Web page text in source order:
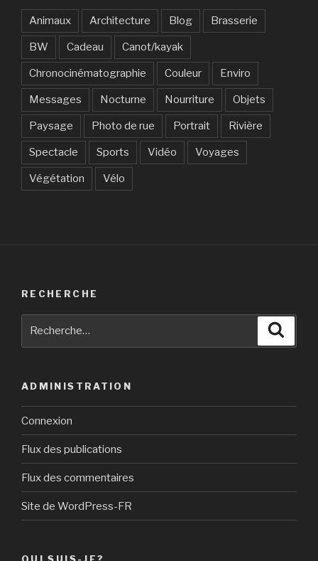
Animaux Architecture Blog Brasserie
BW Cadeau Canot/kayak
Chronocinématographie Couleur Enviro
Messages Nocturne Nourriture Objets
Paysage Photo de rue Portrait Rivière
Spectacle Sports Vidéo Voyages
Végétation Vélo
RECHERCHE
ADMINISTRATION
Connexion
Flux des publications
Flux des commentaires
Site de WordPress-FR